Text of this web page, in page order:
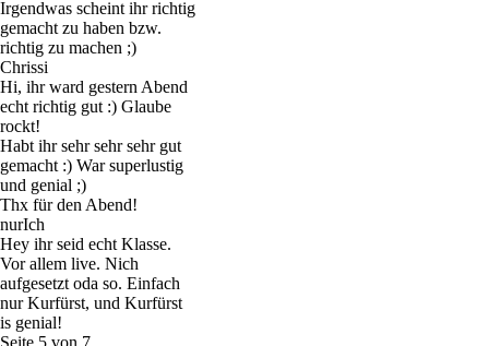
Irgendwas scheint ihr richtig
gemacht zu haben bzw.
richtig zu machen ;)
Chrissi
Hi, ihr ward gestern Abend
echt richtig gut :) Glaube
rockt!
Habt ihr sehr sehr sehr gut
gemacht :) War superlustig
und genial ;)
Thx für den Abend!
nurIch
Hey ihr seid echt Klasse.
Vor allem live. Nich
aufgesetzt oda so. Einfach
nur Kurfürst, und Kurfürst
is genial!
Seite 5 von 7